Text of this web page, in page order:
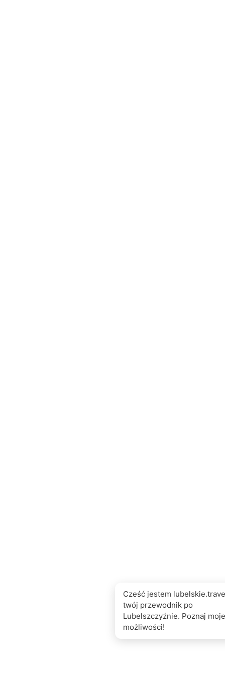
Cześć jestem
twój przewodnik po
Lubelszczyźnie. Poznaj moje
możliwości!